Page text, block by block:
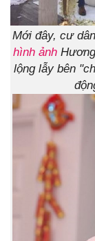
Mới đây, cư
hình ảnhHương
lộng lẫy bên